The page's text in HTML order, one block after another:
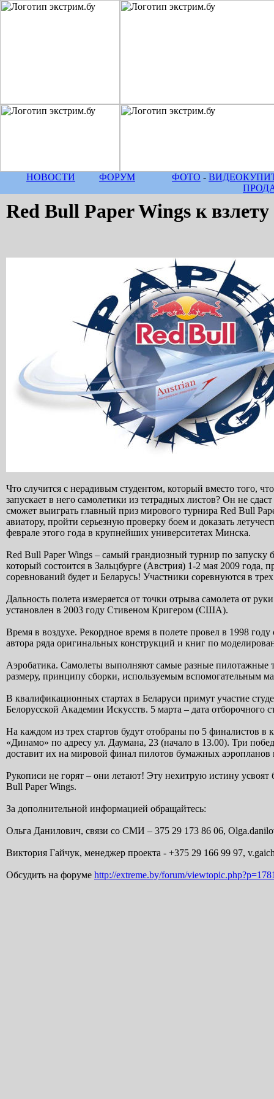
НОВОСТИ ФОРУМ ФОТО - ВИДЕО
Red Bull Paper Wings к взлету
Что случится с нерадивым студентом, который вместо того,
запускает в него самолетики из тетрадных листов? Он не
сможет выиграть главный приз мирового турнира Red Bull
авиатору, пройти серьезную проверку боем и доказать
феврале этого года в крупнейших университетах Минска.
Red Bull Paper Wings – самый грандиозный турнир по
который состоится в Зальцбурге (Австрия) 1-2 мая 2009 года,
соревнований будет и Беларусь! Участники соревнуются в
Дальность полета измеряется от точки отрыва самолета от
установлен в 2003 году Стивеном Кригером (США).
Время в воздухе. Рекордное время в полете провел в 1998
автора ряда оригинальных конструкций и книг по
Аэробатика. Самолеты выполняют самые разные
размеру, принципу сборки, используемым вспомогательным
В квалификационных стартах в Беларуси примут участие
Белорусской Академии Искусств. 5 марта – дата
На каждом из трех стартов будут отобраны по 5 финалистов
«Динамо» по адресу ул. Даумана, 23 (начало в 13.00). Три
доставит их на мировой финал пилотов бумажных
Рукописи не горят – они летают! Эту нехитрую истину усвоят
Bull Paper Wings.
За дополнительной информацией обращайтесь:
Ольга Данилович, связи со СМИ – 375 29 173 86 06,
Виктория Гайчук, менеджер проекта - +375 29 166 99 97,
Обсудить на форуме http://extreme.by/forum/